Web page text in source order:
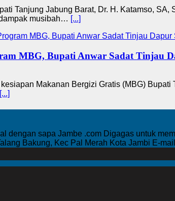
Tanjung Jabung Barat, Dr. H. Katamso,
musibah… [...]
MBG, Bupati Anwar Sadat Tinjau
Makanan Bergizi Gratis (MBG)
[...]
dengan sapa Jambe .com Digagas untuk
Bakung, Kec Pal Merah Kota Jambi E-